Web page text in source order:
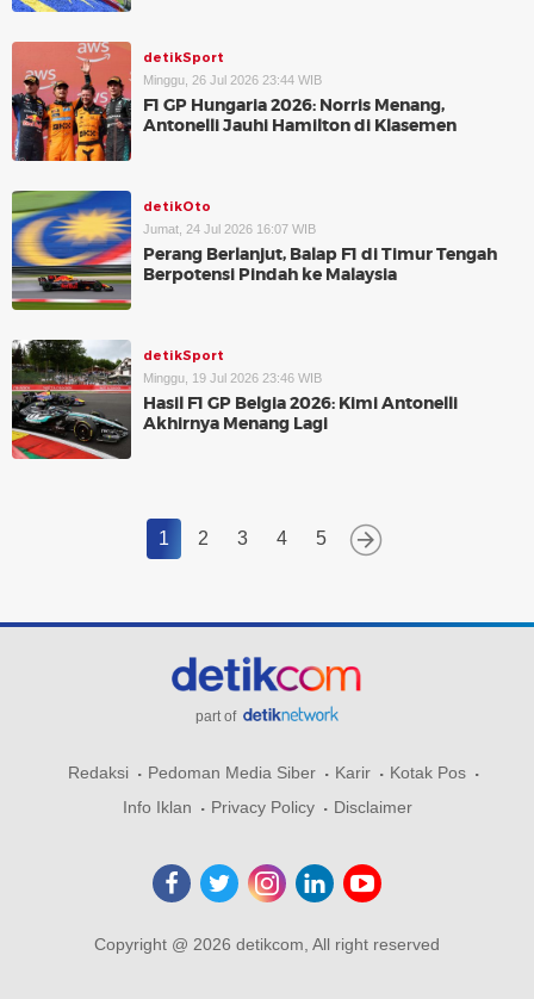
detikSport
Minggu, 26 Jul 2026 23:44 WIB
F1 GP Hungaria 2026: Norris Menang,
Antonelli Jauhi Hamilton di Klasemen
detikOto
Jumat, 24 Jul 2026 16:07 WIB
Perang Berlanjut, Balap F1 di Timur Tengah
Berpotensi Pindah ke Malaysia
detikSport
Minggu, 19 Jul 2026 23:46 WIB
Hasil F1 GP Belgia 2026: Kimi Antonelli
Akhirnya Menang Lagi
1 2 3 4 5
part of
Redaksi Pedoman Media Siber Karir
Kotak Pos
Info Iklan
Privacy Policy Disclaimer
Copyright @ 2026 detikcom, All right reserved